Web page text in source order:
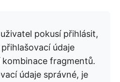
pokusí přihlásit,
údaje
fragmentů.
údaje správné, je